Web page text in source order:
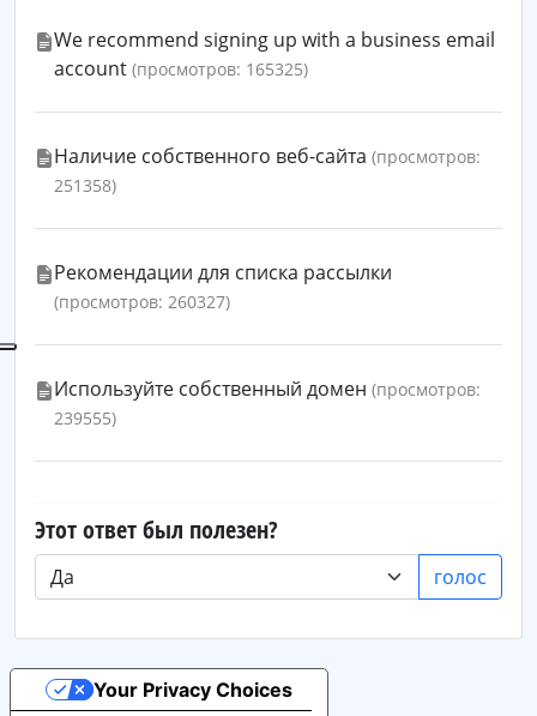
We recommend signing up with a business email
account (просмотров: 165325)
Наличие собственного веб-сайта (просмотров:
251358)
Рекомендации для списка рассылки
(просмотров: 260327)
Используйте собственный домен (просмотров:
239555)
Этот ответ был полезен?
голос
Your Privacy Choices